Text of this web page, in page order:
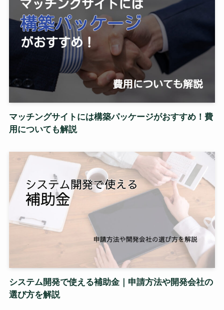
マッチングサイトには構築パッケージがおすすめ！費
用についても解説
システム開発で使える補助金｜申請方法や開発会社の
選び方を解説